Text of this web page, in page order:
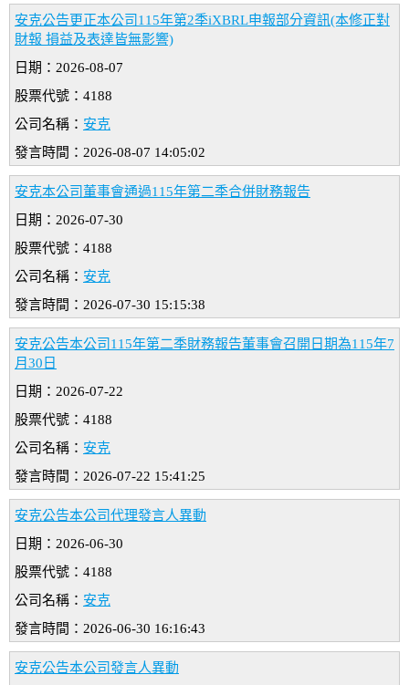
安克公告更正本公司115年第2季iXBRL申報部分資訊(本修正對
財報 損益及表達皆無影響)
日期：2026-08-07
股票代號：4188
公司名稱： 安克
發言時間：2026-08-07 14:05:02
安克本公司董事會通過115年第二季合併財務報告
日期：2026-07-30
股票代號：4188
公司名稱： 安克
發言時間：2026-07-30 15:15:38
安克公告本公司115年第二季財務報告董事會召開日期為115年7
月30日
日期：2026-07-22
股票代號：4188
公司名稱： 安克
發言時間：2026-07-22 15:41:25
安克公告本公司代理發言人異動
日期：2026-06-30
股票代號：4188
公司名稱： 安克
發言時間：2026-06-30 16:16:43
安克公告本公司發言人異動